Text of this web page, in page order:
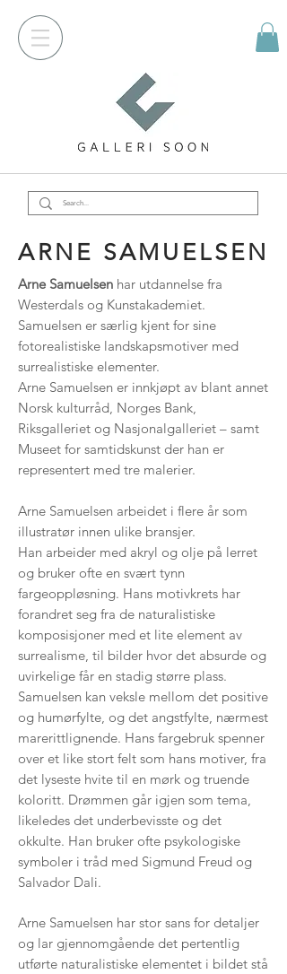
ARNE SAMUELSEN
Arne Samuelsen har utdannelse fra
Westerdals og Kunstakademiet.
Samuelsen er særlig kjent for sine
fotorealistiske landskapsmotiver med
surrealistiske elementer.
Arne Samuelsen er innkjøpt av blant annet
Norsk kulturråd, Norges Bank,
Riksgalleriet og Nasjonalgalleriet – samt
Museet for samtidskunst der han er
representert med tre malerier.
Arne Samuelsen arbeidet i flere år som
illustratør innen ulike bransjer.
Han arbeider med akryl og olje på lerret
og bruker ofte en svært tynn
fargeoppløsning. Hans motivkrets har
forandret seg fra de naturalistiske
komposisjoner med et lite element av
surrealisme, til bilder hvor det absurde og
uvirkelige får en stadig større plass.
Samuelsen kan veksle mellom det positive
og humørfylte, og det angstfylte, nærmest
marerittlignende. Hans fargebruk spenner
over et like stort felt som hans motiver, fra
det lyseste hvite til en mørk og truende
koloritt. Drømmen går igjen som tema,
likeledes det underbevisste og det
okkulte. Han bruker ofte psykologiske
symboler i tråd med Sigmund Freud og
Salvador Dali.
Arne Samuelsen har stor sans for detaljer
og lar gjennomgående det pertentlig
utførte naturalistiske elementet i bildet stå